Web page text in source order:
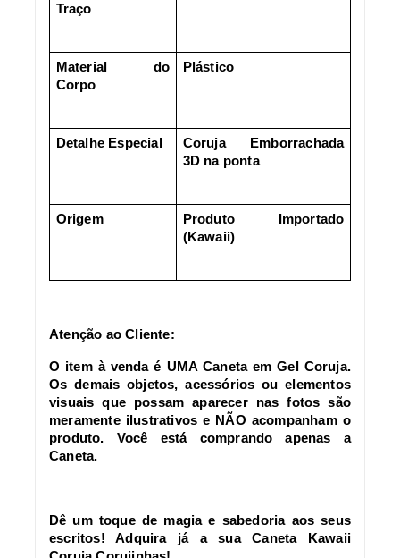
Traço
Material do
Corpo
Plástico
Detalhe Especial
Coruja Emborrachada
3D na ponta
Origem
Produto Importado
(Kawaii)
Atenção ao Cliente:
O item à venda é UMA Caneta em Gel Coruja.
Os demais objetos, acessórios ou elementos
visuais que possam aparecer nas fotos são
meramente ilustrativos e NÃO acompanham o
produto. Você está comprando apenas a
Caneta.
Dê um toque de magia e sabedoria aos seus
escritos! Adquira já a sua Caneta Kawaii